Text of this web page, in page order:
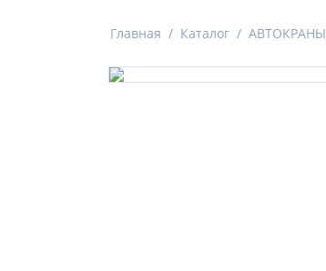
Главная / Каталог / АВТОКРАНЫ